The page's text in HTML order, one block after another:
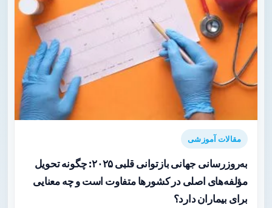
مقالات آموزشی
به‌روزرسانی جهانی بازتوانی قلبی ۲۰۲۵: چگونه تحویل
مؤلفه‌های اصلی در کشورها متفاوت است و چه معنایی
برای بیماران دارد؟